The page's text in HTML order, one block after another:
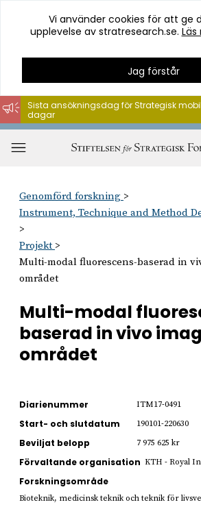
Hoppa
till
innehåll
Vi använder cookies för att ge
upplevelse av stratresearch.se.
Jag förstår
Sista ansökningsdag för Strategisk
dagar
Genomförd forskning
Instrument, Technique and Method
Projekt
Multi-modal fluorescens-baserad in
området
Multi-modal
baserad in vivo
området
Diarienummer ITM17-0491
Start- och slutdatum 190101-220630
Beviljat belopp 7 975 625 kr
Förvaltande organisation KTH - Royal
Forskningsområde
Bioteknik, medicinsk teknik och teknik för